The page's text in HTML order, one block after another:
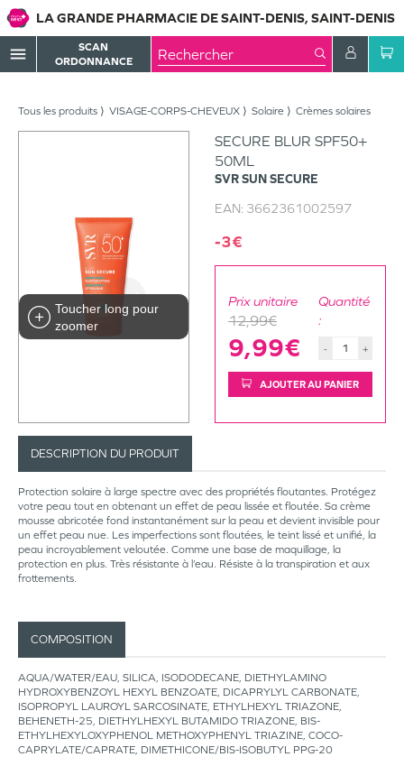
LA GRANDE PHARMACIE DE SAINT-DENIS, SAINT-DENIS
menu
SCAN
ORDONNANCE
Tous les produits VISAGE-CORPS-CHEVEUX Solaire Crèmes solaires
Toucher long pour
zoomer
SECURE BLUR SPF50+
50ML
SVRSUN SECURE
EAN: 3662361002597
-3€
Prix unitaire
12,99€
9,99€
Quantité
:
- +
AJOUTER AU PANIER
DESCRIPTION DU PRODUIT
Protection solaire à large spectre avec des propriétés floutantes. Protégez
votre peau tout en obtenant un effet de peau lissée et floutée. Sa crème
mousse abricotée fond instantanément sur la peau et devient invisible pour
un effet peau nue. Les imperfections sont floutées, le teint lissé et unifié, la
peau incroyablement veloutée. Comme une base de maquillage, la
protection en plus. Très résistante à l’eau. Résiste à la transpiration et aux
frottements.
COMPOSITION
AQUA/WATER/EAU, SILICA, ISODODECANE, DIETHYLAMINO
HYDROXYBENZOYL HEXYL BENZOATE, DICAPRYLYL CARBONATE,
ISOPROPYL LAUROYL SARCOSINATE, ETHYLHEXYL TRIAZONE,
BEHENETH-25, DIETHYLHEXYL BUTAMIDO TRIAZONE, BIS-
ETHYLHEXYLOXYPHENOL METHOXYPHENYL TRIAZINE, COCO-
CAPRYLATE/CAPRATE, DIMETHICONE/BIS-ISOBUTYL PPG-20